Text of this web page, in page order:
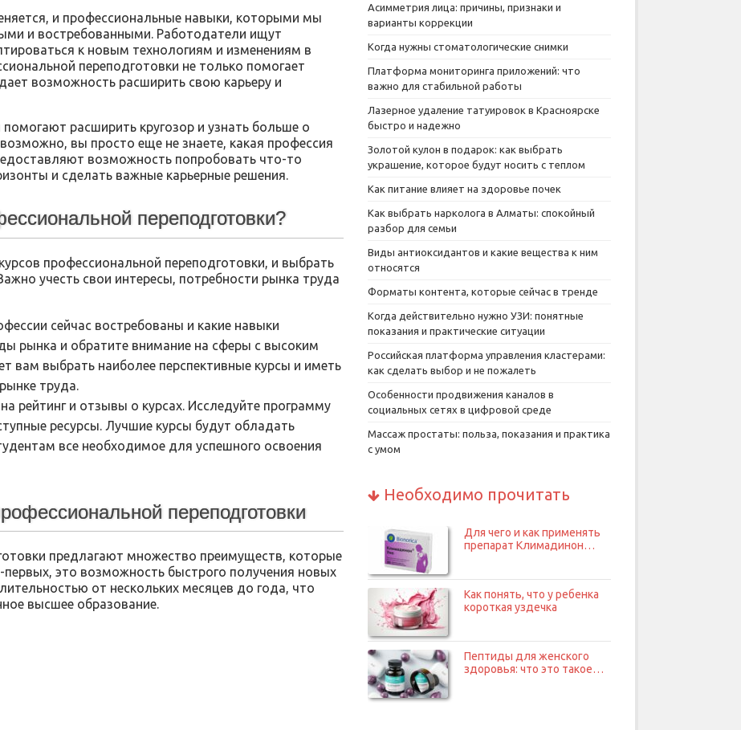
и профессиональные навыки, которыми мы
и востребованными. Работодатели ищут
к новым технологиям и изменениям в
переподготовки не только помогает
возможность расширить свою карьеру и
расширить кругозор и узнать больше о
вы просто еще не знаете, какая профессия
возможность попробовать что-то
и сделать важные карьерные решения.
переподготовки?
профессиональной переподготовки, и выбрать
учесть свои интересы, потребности рынка труда
сейчас востребованы и какие навыки
рынка и обратите внимание на сферы с высоким
вам выбрать наиболее перспективные курсы и иметь
труда.
рейтинг и отзывы о курсах. Исследуйте программу
ресурсы. Лучшие курсы будут обладать
все необходимое для успешного освоения
переподготовки
предлагают множество преимуществ, которые
это возможность быстрого получения новых
от нескольких месяцев до года, что
высшее образование.
Асимметрия лица: причины, признаки и
варианты коррекции
Когда нужны стоматологические снимки
Платформа мониторинга приложений: что
важно для стабильной работы
Лазерное удаление татуировок в Красноярске
быстро и надежно
Золотой кулон в подарок: как выбрать
украшение, которое будут носить с теплом
Как питание влияет на здоровье почек
Как выбрать нарколога в Алматы: спокойный
разбор для семьи
Виды антиоксидантов и какие вещества к ним
относятся
Форматы контента, которые сейчас в тренде
Когда действительно нужно УЗИ: понятные
показания и практические ситуации
Российская платформа управления кластерами:
как сделать выбор и не пожалеть
Особенности продвижения каналов в
социальных сетях в цифровой среде
Массаж простаты: польза, показания и практика
с умом
Необходимо прочитать
Для чего и как применять
препарат Климадинон…
Как понять, что у ребенка
короткая уздечка
Пептиды для женского
здоровья: что это такое…